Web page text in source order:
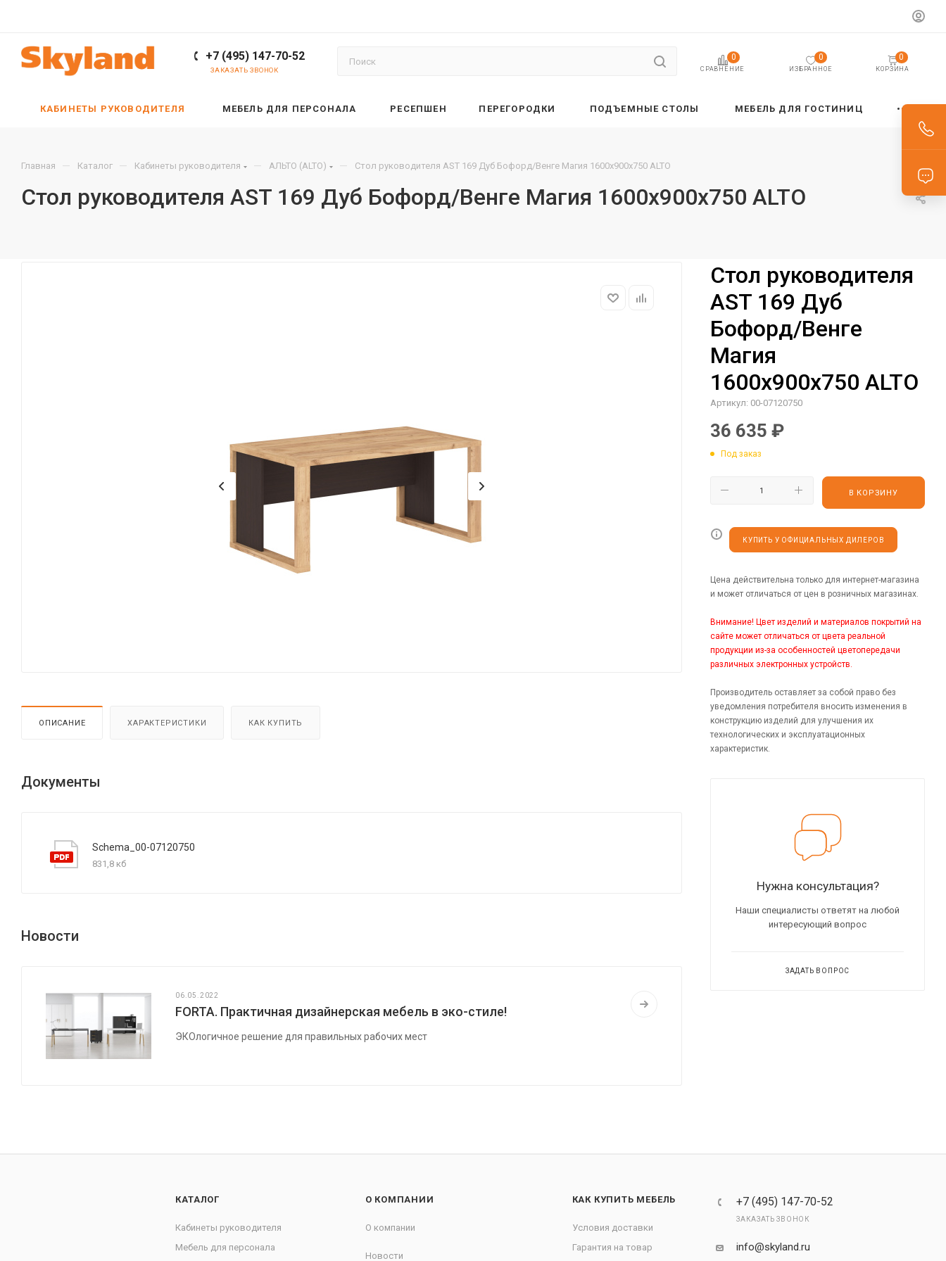
+7 (495) 147-70-52
ЗАКАЗАТЬ ЗВОНОК СРАВНЕНИЕ
0
ИЗБРАННОЕ
0
КОРЗИНА
0
КАБИНЕТЫ РУКОВОДИТЕЛЯ МЕБЕЛЬ ДЛЯ ПЕРСОНАЛА РЕСЕПШЕН ПЕРЕГОРОДКИ ПОДЪЕМНЫЕ СТОЛЫ МЕБЕЛЬ ДЛЯ ГОСТИНИЦ
Главная — Каталог — Кабинеты руководителя — АЛЬТО (ALTO) — Стол руководителя AST 169 Дуб Бофорд/Венге Магия 1600х900х750 ALTO
Стол руководителя AST 169 Дуб Бофорд/Венге Магия 1600х900х750 ALTO
ОПИСАНИЕ ХАРАКТЕРИСТИКИ КАК КУПИТЬ
Документы
Schema_00-07120750
831,8 кб
Новости
06.05.2022
FORTA. Практичная дизайнерская мебель в эко-стиле!
ЭКОлогичное решение для правильных рабочих мест
Стол руководителя
AST 169 Дуб
Бофорд/Венге
Магия
1600х900х750 ALTO
Артикул: 00-07120750
36 635 ₽
Под заказ
В КОРЗИНУ
КУПИТЬ У ОФИЦИАЛЬНЫХ ДИЛЕРОВ
Цена действительна только для интернет-магазина
и может отличаться от цен в розничных магазинах.
Внимание! Цвет изделий и материалов покрытий на
сайте может отличаться от цвета реальной
продукции из-за особенностей цветопередачи
различных электронных устройств.
Производитель оставляет за собой право без
уведомления потребителя вносить изменения в
конструкцию изделий для улучшения их
технологических и эксплуатационных
характеристик.
Нужна консультация?
Наши специалисты ответят на любой
интересующий вопрос
ЗАДАТЬ ВОПРОС
КАТАЛОГ
Кабинеты руководителя
Мебель для персонала
О КОМПАНИИ
О компании
Новости
КАК КУПИТЬ МЕБЕЛЬ
Условия доставки
Гарантия на товар
+7 (495) 147-70-52
ЗАКАЗАТЬ ЗВОНОК
info@skyland.ru